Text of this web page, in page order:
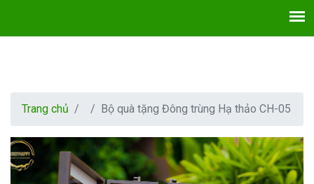
Trang chủ Bộ quà tặng Đông trùng Hạ thảo CH-05